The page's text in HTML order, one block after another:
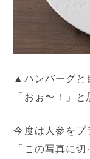
▲ハンバーグと
「おぉ〜！」
今度は人参をプ
「この写真に